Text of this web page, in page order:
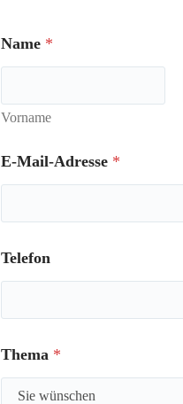
Name *
Vorname
E-Mail-Adresse *
Telefon
Thema *